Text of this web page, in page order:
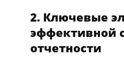
2. Ключевые
эффективной
отчетности